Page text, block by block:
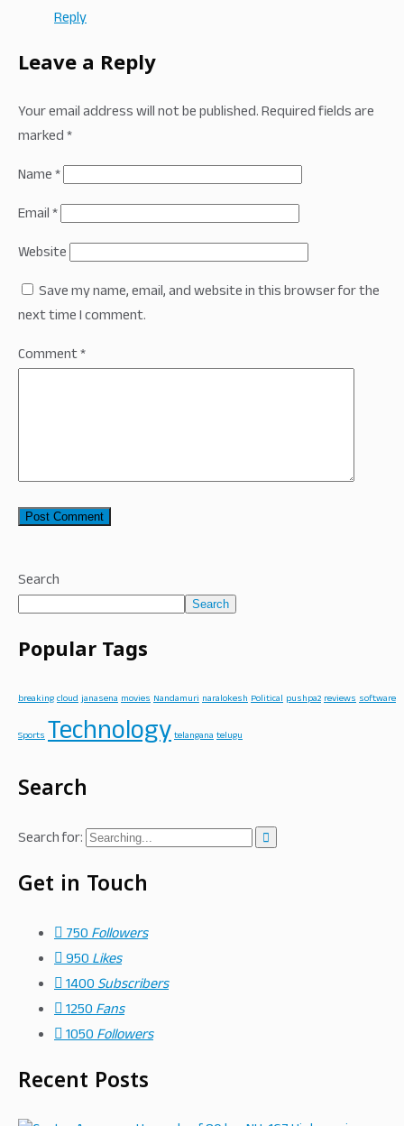
Reply
Leave a Reply
Your email address will not be published.Required fields are
marked*
Name*
Email*
Website
Save my name, email, and website in this browser for the
next time I comment.
Comment*
Search
Search
Popular Tags
breakingcloudjanasenamoviesNandamurinaralokeshPolitical pushpa2reviewssoftware
SportsTechnologytelanganatelugu
Search
Search for:
Get in Touch
750Followers
950Likes
1400Subscribers
1250Fans
1050Followers
Recent Posts